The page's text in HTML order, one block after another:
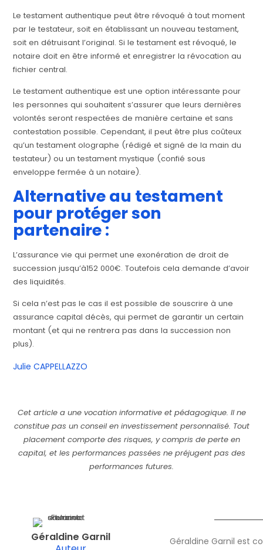
Le testament authentique peut être révoqué à tout moment
par le testateur, soit en établissant un nouveau testament,
soit en détruisant l’original. Si le testament est révoqué, le
notaire doit en être informé et enregistrer la révocation au
fichier central.
Le testament authentique est une option intéressante pour
les personnes qui souhaitent s’assurer que leurs dernières
volontés seront respectées de manière certaine et sans
contestation possible. Cependant, il peut être plus coûteux
qu’un testament olographe (rédigé et signé de la main du
testateur) ou un testament mystique (confié sous
enveloppe fermée à un notaire).
Alternative au testament
pour protéger son
partenaire :
L’assurance vie qui permet une exonération de droit de
succession jusqu’à152 000€. Toutefois cela demande d’avoir
des liquidités.
Si cela n’est pas le cas il est possible de souscrire à une
assurance capital décès, qui permet de garantir un certain
montant (et qui ne rentrera pas dans la succession non
plus).
Julie CAPPELLAZZO
Cet article a une vocation informative et pédagogique. Il ne
constitue pas un conseil en investissement personnalisé. Tout
placement comporte des risques, y compris de perte en
capital, et les performances passées ne préjugent pas des
performances futures.
Géraldine Garnil
Géraldine Garnil est